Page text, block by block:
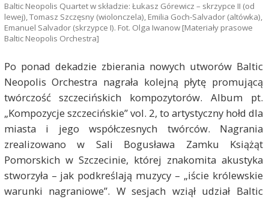
Baltic Neopolis Quartet w składzie: Łukasz Górewicz – skrzypce II (od
lewej), Tomasz Szczęsny (wiolonczela), Emilia Goch-Salvador (altówka),
Emanuel Salvador (skrzypce I). Fot. Olga Iwanow [Materiały prasowe
Baltic Neopolis Orchestra]
Po ponad dekadzie zbierania nowych utworów Baltic
Neopolis Orchestra nagrała kolejną płytę promującą
twórczość szczecińskich kompozytorów. Album pt.
„Kompozycje szczecińskie” vol. 2, to artystyczny hołd dla
miasta i jego współczesnych twórców. Nagrania
zrealizowano w Sali Bogusława Zamku Książąt
Pomorskich w Szczecinie, której znakomita akustyka
stworzyła – jak podkreślają muzycy – „iście królewskie
warunki nagraniowe”. W sesjach wziął udział Baltic